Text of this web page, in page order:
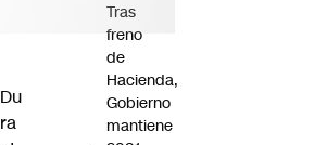
Du
ra
Tras
freno
de
Hacienda,
Gobierno
mantiene